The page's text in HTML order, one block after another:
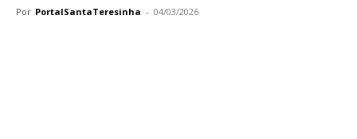
Por PortalSantaTeresinha - 04/03/2026